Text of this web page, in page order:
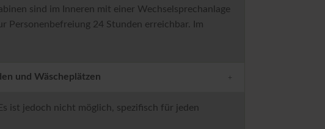
sind im Inneren mit einer Wechselsprechanlage
Personenbefreiung 24 Stunden erreichbar. Im
und Wäscheplätzen
ist jedoch nicht möglich, spezifisch für jeden